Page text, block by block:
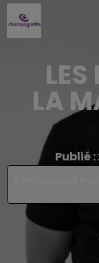
LES
LA
Publié